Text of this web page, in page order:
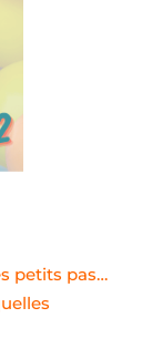
petits pas…